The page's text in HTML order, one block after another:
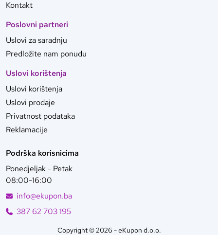
Kontakt
Poslovni partneri
Uslovi za saradnju
Predložite nam ponudu
Uslovi korištenja
Uslovi korištenja
Uslovi prodaje
Privatnost podataka
Reklamacije
Podrška korisnicima
Ponedjeljak - Petak
08:00-16:00
info@ekupon.ba
387 62 703 195
Copyright © 2026 - eKupon d.o.o.